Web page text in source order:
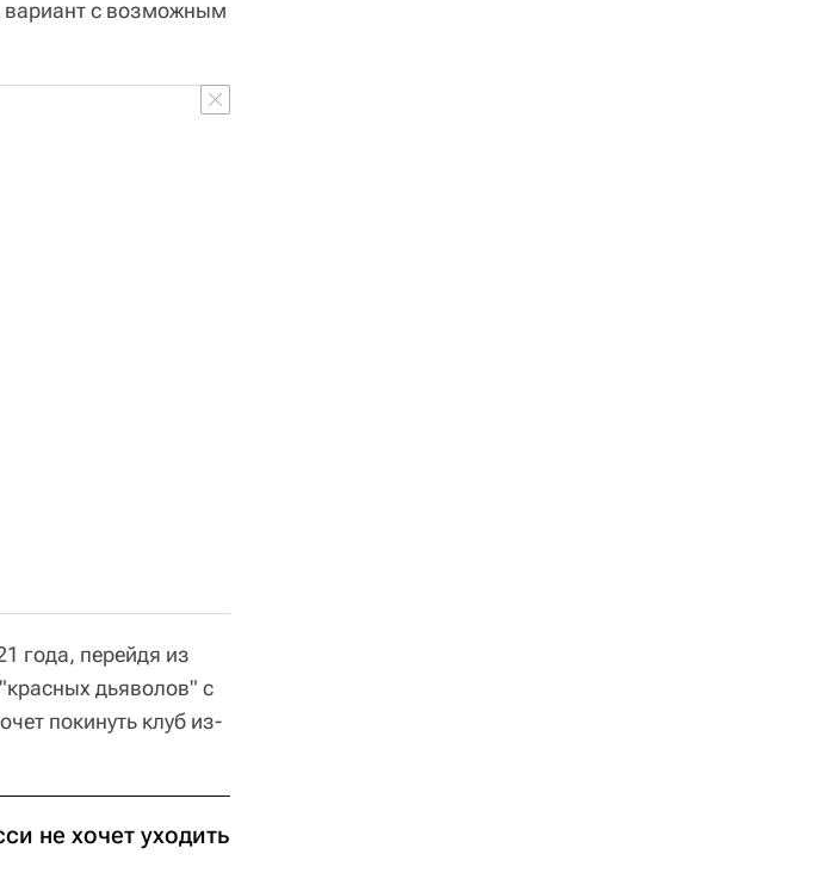
вариант с возможным
года, перейдя из
дьяволов" с
покинуть клуб из-
не хочет уходить